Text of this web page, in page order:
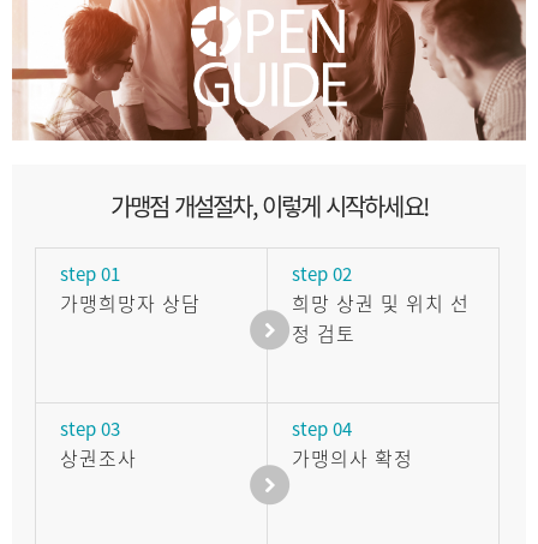
가맹점 개설절차, 이렇게 시작하세요!
step 01
가맹희망자 상담
step 02
희망 상권 및 위치 선
정 검토
step 03
상권조사
step 04
가맹의사 확정